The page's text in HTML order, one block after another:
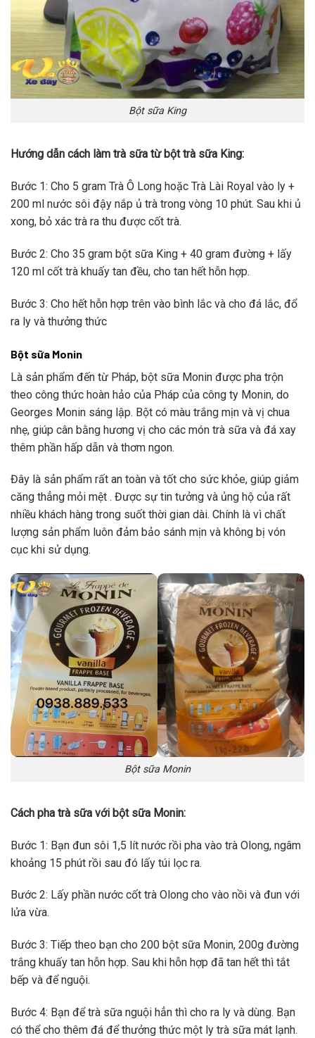
Bột sữa King
Hướng dẫn cách làm trà sữa từ bột trà sữa King:
Bước 1: Cho 5 gram Trà Ô Long hoặc Trà Lài Royal vào ly +
200 ml nước sôi đậy nắp ủ trà trong vòng 10 phút. Sau khi ủ
xong, bỏ xác trà ra thu được cốt trà.
Bước 2: Cho 35 gram bột sữa King + 40 gram đường + lấy
120 ml cốt trà khuấy tan đều, cho tan hết hỗn hợp.
Bước 3: Cho hết hỗn hợp trên vào bình lắc và cho đá lắc, đổ
ra ly và thưởng thức
Bột sữa Monin
Là sản phẩm đến từ Pháp, bột sữa Monin được pha trộn
theo công thức hoàn hảo của Pháp của công ty Monin, do
Georges Monin sáng lập. Bột có màu trắng mịn và vị chua
nhẹ, giúp cân bằng hương vị cho các món trà sữa và đá xay
thêm phần hấp dẫn và thơm ngon.
Đây là sản phẩm rất an toàn và tốt cho sức khỏe, giúp giảm
căng thẳng mỏi mệt . Được sự tin tưởng và ủng hộ của rất
nhiều khách hàng trong suốt thời gian dài. Chính là vì chất
lượng sản phẩm luôn đảm bảo sánh mịn và không bị vón
cục khi sử dụng.
Bột sữa Monin
Cách pha trà sữa với bột sữa Monin:
Bước 1: Bạn đun sôi 1,5 lít nước rồi pha vào trà Olong, ngâm
khoảng 15 phút rồi sau đó lấy túi lọc ra.
Bước 2: Lấy phần nước cốt trà Olong cho vào nồi và đun với
lửa vừa.
Bước 3: Tiếp theo bạn cho 200 bột sữa Monin, 200g đường
trắng khuấy tan hỗn hợp. Sau khi hỗn hợp đã tan hết thì tắt
bếp và để nguội.
Bước 4: Bạn để trà sữa nguội hẳn thì cho ra ly và dùng. Bạn
có thể cho thêm đá để thưởng thức một ly trà sữa mát lạnh.